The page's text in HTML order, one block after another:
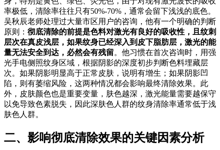
率极低，清除率往往只有50%-70%，通常会留下浅浅的底色。
吴秋辰老师处理过大量市区用户的咨询，他有一个明确的判断
原则： 彻底清除的前提是色料对激光有良好的吸收性，且纹刺
层次在真皮浅层，如果纹身已经深入到皮下脂肪层，激光的能
量无法安全到达，必然会有残留。他习惯在首次咨询时，用强
光手电侧照纹身区域，根据阴影的深度初步判断色料埋藏层
次。如果阴影明显高于正常皮肤，说明有增生；如果阴影凹
陷，则有萎缩风险，这两种情况都会影响最终清除效果。此
外，皮肤颜色也是重要变量，肤色越深，激光能量需要越保守
以免导致色素脱失，因此深肤色人群的纹身清除率通常低于浅
肤色人群。
二、影响彻底清除效果的关键因素分析